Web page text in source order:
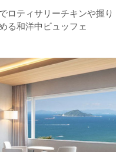
ロティサリーチキンや握り
る和洋中ビュッフェ